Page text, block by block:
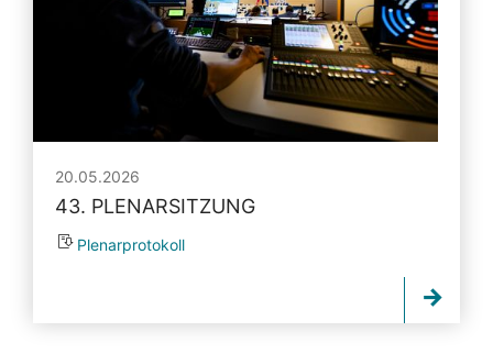
20.05.2026
43. PLENARSITZUNG
Plenarprotokoll